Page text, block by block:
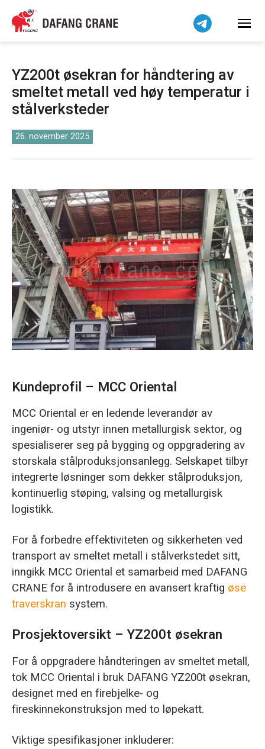
YZ200t øsekran for håndtering av
smeltet metall ved høy temperatur i
stålverksteder
26. november 2025
Kundeprofil – MCC Oriental
MCC Oriental er en ledende leverandør av
ingeniør- og utstyr innen metallurgisk sektor, og
spesialiserer seg på bygging og oppgradering av
storskala stålproduksjonsanlegg. Selskapet tilbyr
integrerte løsninger som dekker stålproduksjon,
kontinuerlig støping, valsing og metallurgisk
logistikk.
For å forbedre effektiviteten og sikkerheten ved
transport av smeltet metall i stålverkstedet sitt,
inngikk MCC Oriental et samarbeid med DAFANG
CRANE for å introdusere en avansert kraftig øse
traverskran system.
Prosjektoversikt – YZ200t øsekran
For å oppgradere håndteringen av smeltet metall,
tok MCC Oriental i bruk DAFANG YZ200t øsekran,
designet med en firebjelke- og
fireskinnekonstruksjon med to løpekatt.
Viktige spesifikasjoner inkluderer:
हिन्दी
Bahasa Indonesia
简体中文
বাংলা
فارسی
Pilipino
اردو
Čeština
Беларуская мова
Kiswahili
Dansk
O‘zbekcha